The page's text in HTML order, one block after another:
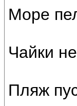
Море
Чайки
Пляж